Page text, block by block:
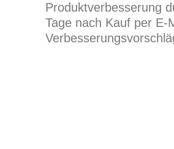
Produktverbesserung
Tage nach Kauf per E-